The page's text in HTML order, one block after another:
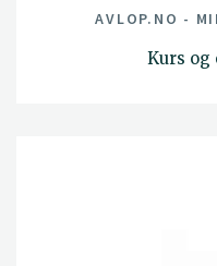
AVLOP.NO -
Kurs